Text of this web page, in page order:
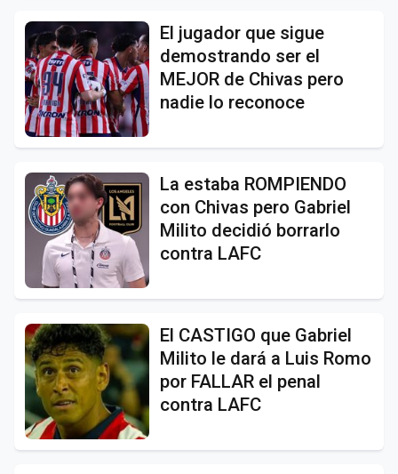
El jugador que sigue
demostrando ser el
MEJOR de Chivas pero
nadie lo reconoce
La estaba ROMPIENDO
con Chivas pero Gabriel
Milito decidió borrarlo
contra LAFC
El CASTIGO que Gabriel
Milito le dará a Luis Romo
por FALLAR el penal
contra LAFC